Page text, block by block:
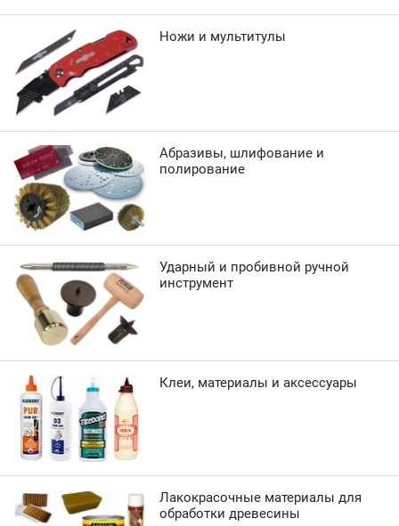
Ножи и мультитулы
Абразивы, шлифование и
полирование
Ударный и пробивной ручной
инструмент
Клеи, материалы и аксессуары
Лакокрасочные материалы для
обработки древесины